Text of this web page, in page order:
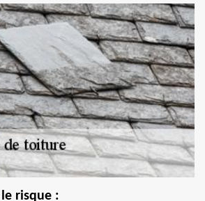
risque :